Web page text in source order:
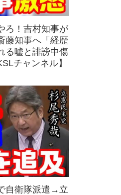
ろ！吉村知事が
藤知事へ「経歴
る嘘と誹謗中傷
チャンネル】
自衛隊派遣→立